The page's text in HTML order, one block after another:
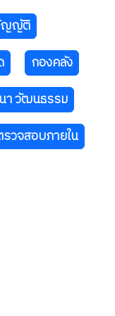
ญญัติ
กองคลัง
า วัฒนธรรม
วจสอบภายใน